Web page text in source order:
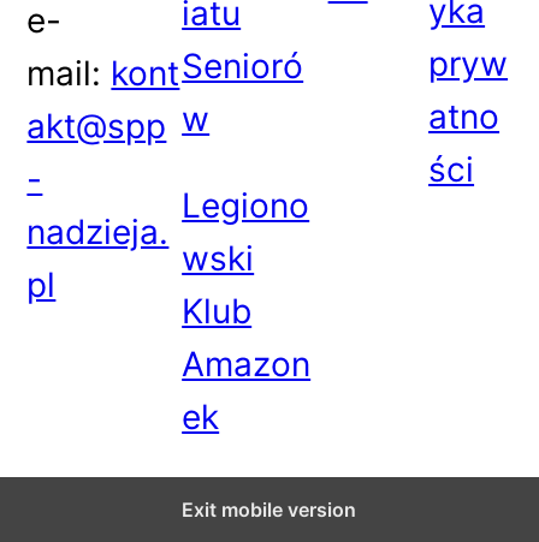
e-
mail: kont
akt@spp
-
nadzieja.
pl
iatu
Senioró
w
Legiono
wski
Klub
Amazon
ek
yka
pryw
atno
ści
Exit mobile version